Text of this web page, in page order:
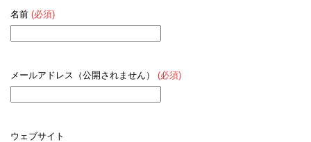
名前 (必須)
メールアドレス（公開されません） (必須)
ウェブサイト